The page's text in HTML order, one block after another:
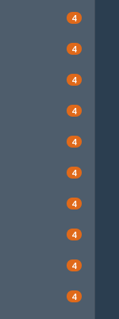
4
4
4
4
4
4
4
4
4
4